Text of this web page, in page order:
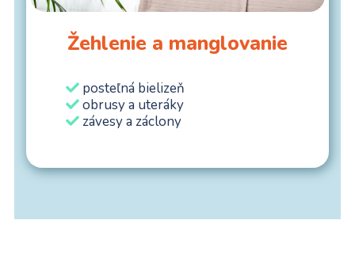
Žehlenie a manglovanie
posteľná bielizeň
obrusy a uteráky
závesy a záclony